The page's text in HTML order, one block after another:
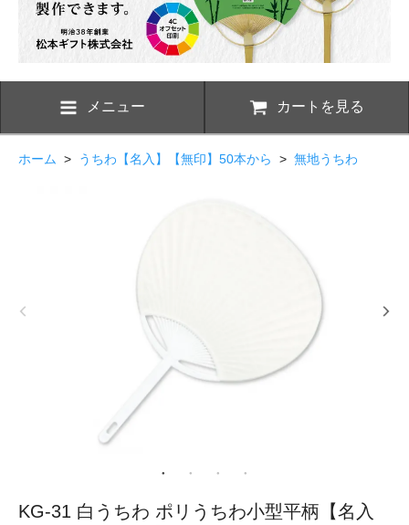
メニュー カートを見る
ホーム > うちわ【名入】【無印】50本から > 無地うちわ
KG-31 白うちわ ポリうちわ小型平柄【名入